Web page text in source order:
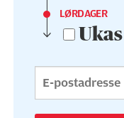
LØRDAGER